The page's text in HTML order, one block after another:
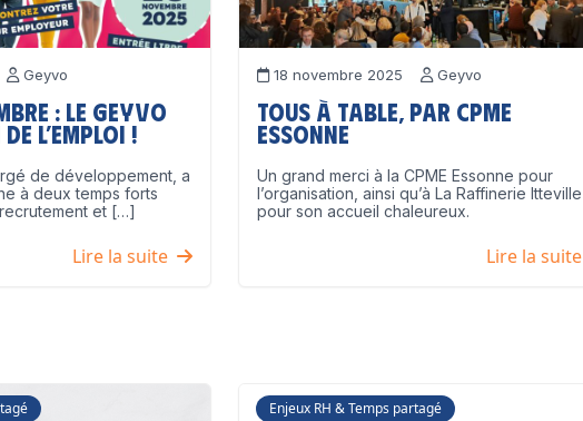
Geyvo
: le GEYVO
l’emploi !
de développement, a
à deux temps forts
et […]
Lire la suite
18 novembre 2025 Geyvo
Tous à table, par CPME
Essonne
Un grand merci à la CPME Essonne pour
l’organisation, ainsi qu’à La Raffinerie Itteville
pour son accueil chaleureux.
Lire la suite
Enjeux RH & Temps partagé